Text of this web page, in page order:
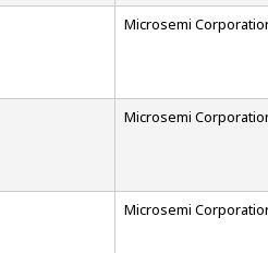
Microsemi
Microsemi
Microsemi